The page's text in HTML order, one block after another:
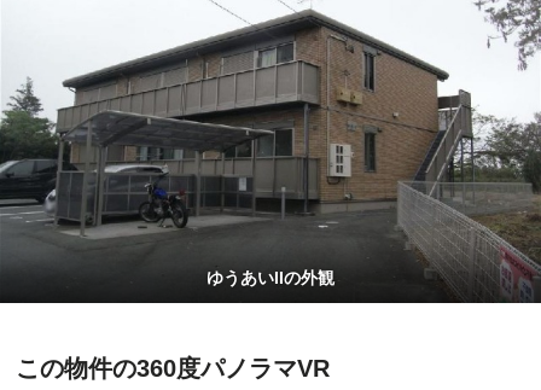
ゆうあいIIの外観
この物件の360度パノラマVR